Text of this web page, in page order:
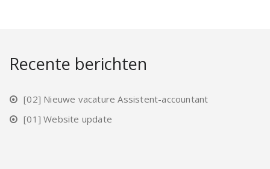
Recente berichten
[02] Nieuwe vacature Assistent-accountant
[01] Website update